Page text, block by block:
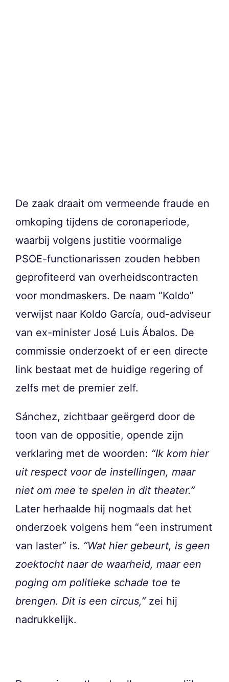
De zaak draait om vermeende fraude en
omkoping tijdens de coronaperiode,
waarbij volgens justitie voormalige
PSOE-functionarissen zouden hebben
geprofiteerd van overheidscontracten
voor mondmaskers. De naam “Koldo”
verwijst naar Koldo García, oud-adviseur
van ex-minister José Luis Ábalos. De
commissie onderzoekt of er een directe
link bestaat met de huidige regering of
zelfs met de premier zelf.
Sánchez, zichtbaar geërgerd door de
toon van de oppositie, opende zijn
verklaring met de woorden: “Ik kom hier
uit respect voor de instellingen, maar
niet om mee te spelen in dit theater.”
Later herhaalde hij nogmaals dat het
onderzoek volgens hem “een instrument
van laster” is. “Wat hier gebeurt, is geen
zoektocht naar de waarheid, maar een
poging om politieke schade toe te
brengen. Dit is een circus,” zei hij
nadrukkelijk.